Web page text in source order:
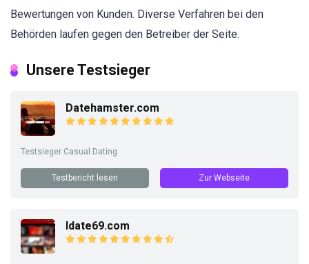
Bewertungen von Kunden. Diverse Verfahren bei den
Behörden laufen gegen den Betreiber der Seite.
Unsere Testsieger
Datehamster.com
Testsieger Casual Dating
Testbericht lesen Zur Webseite
Idate69.com